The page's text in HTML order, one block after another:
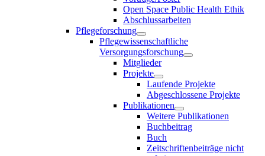
Open Space Public Health Ethik
Abschlussarbeiten
Pflegeforschung
Pflegewissenschaftliche
Versorgungsforschung
Mitglieder
Projekte
Laufende Projekte
Abgeschlossene Projekte
Publikationen
Weitere Publikationen
Buchbeitrag
Buch
Zeitschriftenbeiträge nicht